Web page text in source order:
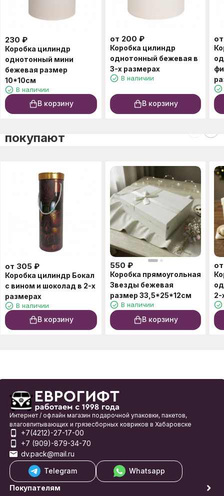
230 ₽
Коробка цилиндр
однотонный мини
бежевая размер
10*10см
В наличии
В корзину
от 200 ₽
Коробка цилиндр
однотонный бежевая в
3-х размерах
В наличии
В корзину
покупают
от 305 ₽
Коробка цилиндр Бокал
с вином и шоколад в 2-х
размерах
В наличии
В корзину
550 ₽
Коробка прямоугольная
Звезды бежевая
размер 33,5*25*12см
В наличии
В корзину
2-
Интернет / офлайн магазин подарочной упаковки, пакетов,
влаговпитывающих и грязесборных ковриков в Хабаровске
+7(4212)-27-17-00
+7 (909)-879-34-70
dv.pack@mail.ru
Telegram
Whatsapp
Покупателям